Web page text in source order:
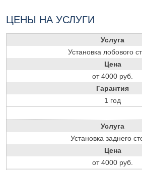
ЦЕНЫ НА УСЛУГИ
Услуга
Установка лобового
Цена
от 4000 руб.
Гарантия
1 год
Услуга
Установка заднего
Цена
от 4000 руб.